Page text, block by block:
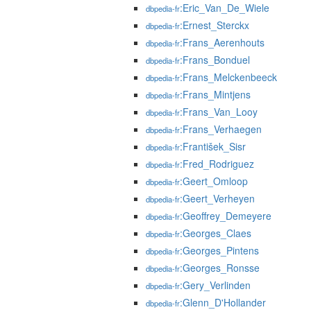
dbpedia-fr:Eric_Van_De_Wiele
dbpedia-fr:Ernest_Sterckx
dbpedia-fr:Frans_Aerenhouts
dbpedia-fr:Frans_Bonduel
dbpedia-fr:Frans_Melckenbeeck
dbpedia-fr:Frans_Mintjens
dbpedia-fr:Frans_Van_Looy
dbpedia-fr:Frans_Verhaegen
dbpedia-fr:František_Sisr
dbpedia-fr:Fred_Rodriguez
dbpedia-fr:Geert_Omloop
dbpedia-fr:Geert_Verheyen
dbpedia-fr:Geoffrey_Demeyere
dbpedia-fr:Georges_Claes
dbpedia-fr:Georges_Pintens
dbpedia-fr:Georges_Ronsse
dbpedia-fr:Gery_Verlinden
dbpedia-fr:Glenn_D'Hollander